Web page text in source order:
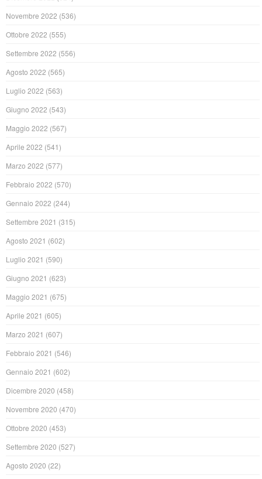
Novembre 2022 (536)
Ottobre 2022 (555)
Settembre 2022 (556)
Agosto 2022 (565)
Luglio 2022 (563)
Giugno 2022 (543)
Maggio 2022 (567)
Aprile 2022 (541)
Marzo 2022 (577)
Febbraio 2022 (570)
Gennaio 2022 (244)
Settembre 2021 (315)
Agosto 2021 (602)
Luglio 2021 (590)
Giugno 2021 (623)
Maggio 2021 (675)
Aprile 2021 (605)
Marzo 2021 (607)
Febbraio 2021 (546)
Gennaio 2021 (602)
Dicembre 2020 (458)
Novembre 2020 (470)
Ottobre 2020 (453)
Settembre 2020 (527)
Agosto 2020 (22)